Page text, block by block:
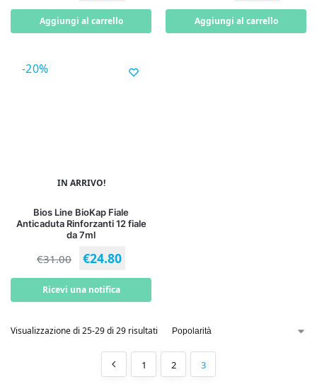
Aggiungi al carrello Aggiungi al carrello
-20%
IN ARRIVO!
Bios Line BioKap Fiale
Anticaduta Rinforzanti 12 fiale
da 7ml
€31.00 €24.80
Ricevi una notifica
Visualizzazione di 25-29 di 29 risultati
1 2 3